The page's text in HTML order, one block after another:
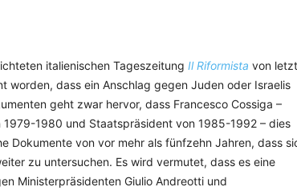
italienischen Tageszeitung Il Riformista von
worden, dass ein Anschlag gegen Juden oder Israelis
geht zwar hervor, dass Francesco Cossiga –
1980 und Staatspräsident von 1985-1992 – dies
Dokumente von vor mehr als fünfzehn Jahren, dass
zu untersuchen. Es wird vermutet, dass es eine
Ministerpräsidenten Giulio Andreotti und